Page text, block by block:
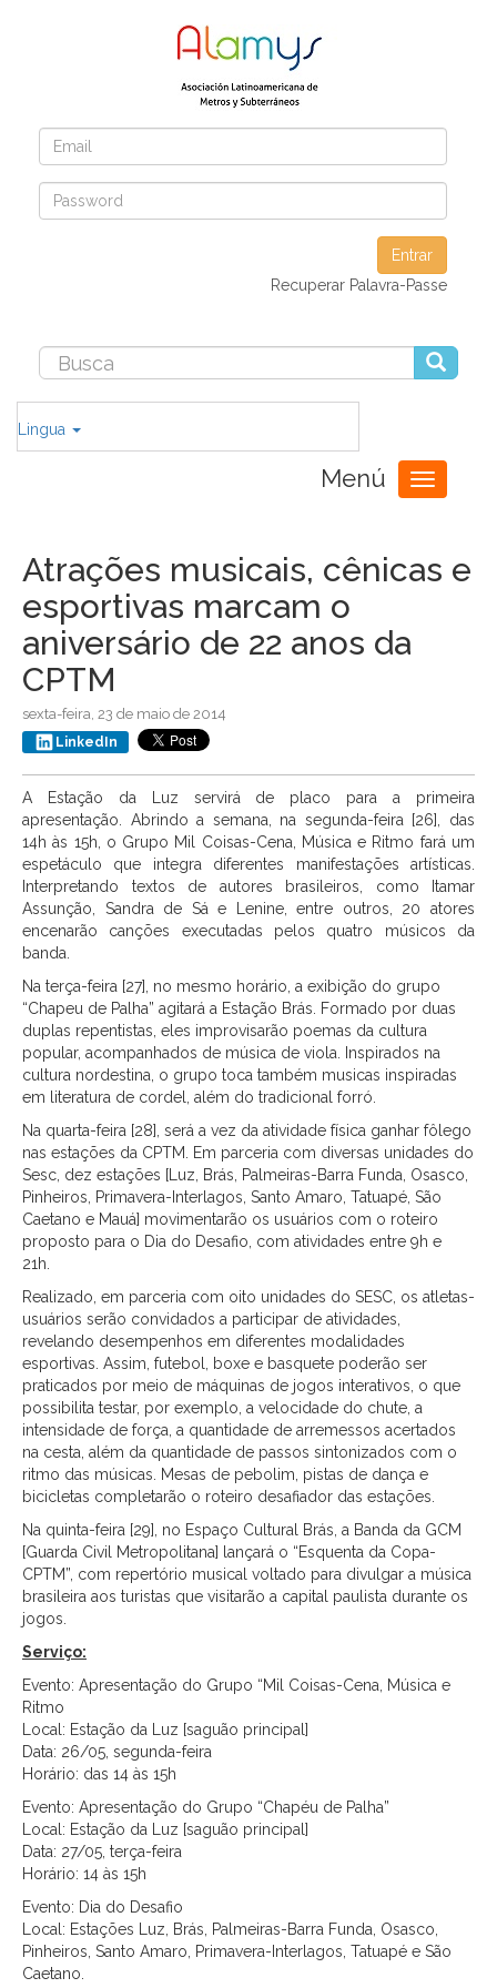
Entrar
Recuperar Palavra-Passe
Lingua
Menú
Toggle
navigation
Atrações musicais, cênicas e
esportivas marcam o
aniversário de 22 anos da
CPTM
sexta-feira, 23 de maio de 2014
LinkedIn
A Estação da Luz servirá de placo para a primeira
apresentação. Abrindo a semana, na segunda-feira [26], das
14h às 15h, o Grupo Mil Coisas-Cena, Música e Ritmo fará um
espetáculo que integra diferentes manifestações artísticas.
Interpretando textos de autores brasileiros, como Itamar
Assunção, Sandra de Sá e Lenine, entre outros, 20 atores
encenarão canções executadas pelos quatro músicos da
banda.
Na terça-feira [27], no mesmo horário, a exibição do grupo
“Chapeu de Palha” agitará a Estação Brás. Formado por duas
duplas repentistas, eles improvisarão poemas da cultura
popular, acompanhados de música de viola. Inspirados na
cultura nordestina, o grupo toca também musicas inspiradas
em literatura de cordel, além do tradicional forró.
Na quarta-feira [28], será a vez da atividade física ganhar fôlego
nas estações da CPTM. Em parceria com diversas unidades do
Sesc, dez estações [Luz, Brás, Palmeiras-Barra Funda, Osasco,
Pinheiros, Primavera-Interlagos, Santo Amaro, Tatuapé, São
Caetano e Mauá] movimentarão os usuários com o roteiro
proposto para o Dia do Desafio, com atividades entre 9h e
21h.
Realizado, em parceria com oito unidades do SESC, os atletas-
usuários serão convidados a participar de atividades,
revelando desempenhos em diferentes modalidades
esportivas. Assim, futebol, boxe e basquete poderão ser
praticados por meio de máquinas de jogos interativos, o que
possibilita testar, por exemplo, a velocidade do chute, a
intensidade de força, a quantidade de arremessos acertados
na cesta, além da quantidade de passos sintonizados com o
ritmo das músicas. Mesas de pebolim, pistas de dança e
bicicletas completarão o roteiro desafiador das estações.
Na quinta-feira [29], no Espaço Cultural Brás, a Banda da GCM
[Guarda Civil Metropolitana] lançará o “Esquenta da Copa-
CPTM”, com repertório musical voltado para divulgar a música
brasileira aos turistas que visitarão a capital paulista durante os
jogos.
Serviço:
Evento: Apresentação do Grupo “Mil Coisas-Cena, Música e
Ritmo
Local: Estação da Luz [saguão principal]
Data: 26/05, segunda-feira
Horário: das 14 às 15h
Evento: Apresentação do Grupo “Chapéu de Palha”
Local: Estação da Luz [saguão principal]
Data: 27/05, terça-feira
Horário: 14 às 15h
Evento: Dia do Desafio
Local: Estações Luz, Brás, Palmeiras-Barra Funda, Osasco,
Pinheiros, Santo Amaro, Primavera-Interlagos, Tatuapé e São
Caetano.